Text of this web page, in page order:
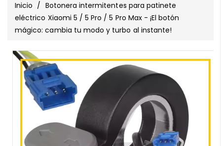
Inicio / Botonera intermitentes para patinete
eléctrico Xiaomi 5 / 5 Pro / 5 Pro Max - ¡El botón
mágico: cambia tu modo y turbo al instante!
A La
Información
Del Producto
Ver
todos
detalles